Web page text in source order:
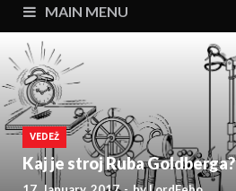
MAIN MENU
VEDEŽ
Kaj je stroj Ruba Goldberga?